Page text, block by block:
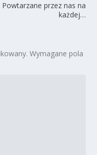
Powtarzane przez nas na
każdej…
Wymagane pola